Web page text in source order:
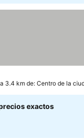
a 3.4 km de: Centro de la
exactos